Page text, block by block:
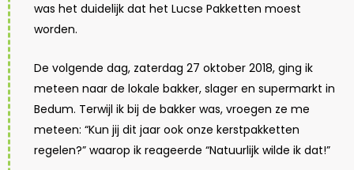
was het duidelijk dat het Lucse Pakketten moest
worden.
De volgende dag, zaterdag 27 oktober 2018, ging ik
meteen naar de lokale bakker, slager en supermarkt in
Bedum. Terwijl ik bij de bakker was, vroegen ze me
meteen: “Kun jij dit jaar ook onze kerstpakketten
regelen?” waarop ik reageerde “Natuurlijk wilde ik dat!”